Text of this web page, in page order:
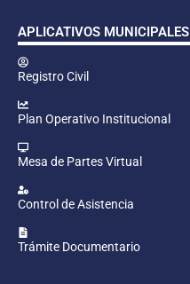
APLICATIVOS MUNICIPALES
Registro Civil
Plan Operativo Institucional
Mesa de Partes Virtual
Control de Asistencia
Trámite Documentario